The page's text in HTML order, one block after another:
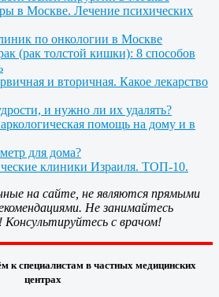
в Москве. Лечение психических
по онкологии в Москве
(рак толстой кишки): 8 способов
и вторичная. Какое лекарство
и нужно ли их удалять?
помощь на дому и в
для дома?
клиники Израиля. ТОП-10.
на сайте, не являются прямыми
Не занимайтесь
Консультируйтесь с врачом!
к специалистам в частных медицинских
центрах